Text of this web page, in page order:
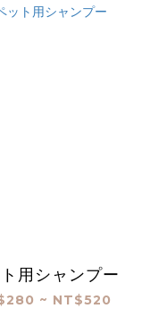
用シャンプー
~ NT$520